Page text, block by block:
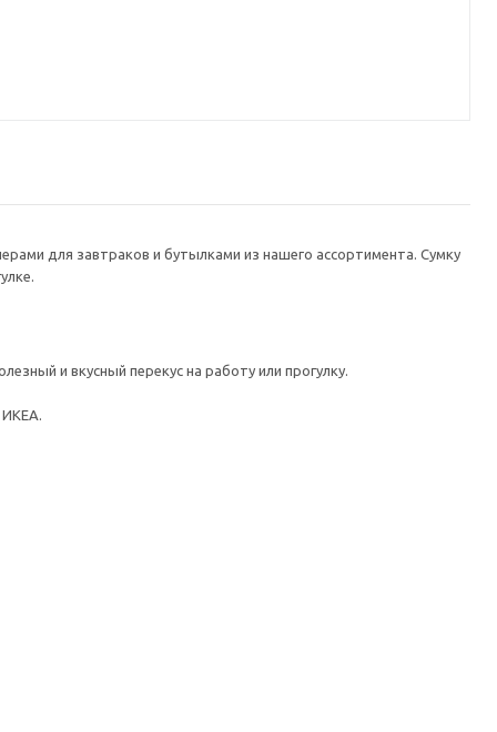
для завтраков и бутылками из нашего ассортимента. Сумку
и вкусный перекус на работу или прогулку.
ИКЕА.